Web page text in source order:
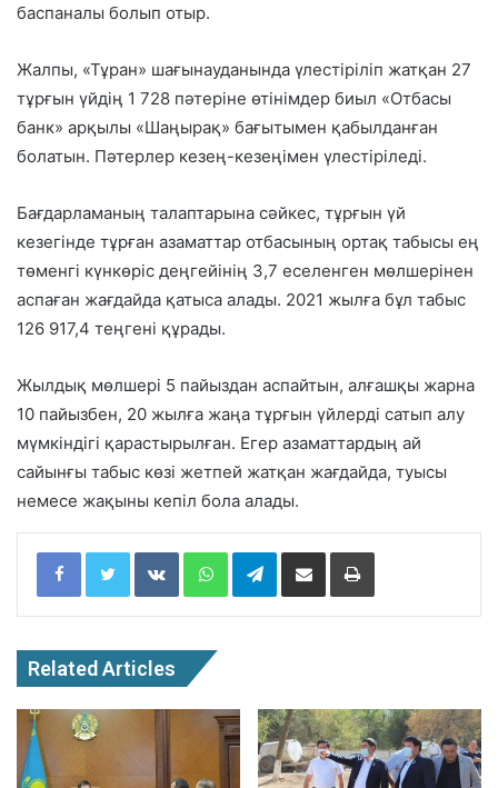
баспаналы болып отыр.
Жалпы, «Тұран» шағынауданында үлестіріліп жатқан 27
тұрғын үйдің 1 728 пәтеріне өтінімдер биыл «Отбасы
банк» арқылы «Шаңырақ» бағытымен қабылданған
болатын. Пәтерлер кезең-кезеңімен үлестіріледі.
Бағдарламаның талаптарына сәйкес, тұрғын үй
кезегінде тұрған азаматтар отбасының ортақ табысы ең
төменгі күнкөріс деңгейінің 3,7 еселенген мөлшерінен
аспаған жағдайда қатыса алады. 2021 жылға бұл табыс
126 917,4 теңгені құрады.
Жылдық мөлшері 5 пайыздан аспайтын, алғашқы жарна
10 пайызбен, 20 жылға жаңа тұрғын үйлерді сатып алу
мүмкіндігі қарастырылған. Егер азаматтардың ай
сайынғы табыс көзі жетпей жатқан жағдайда, туысы
немесе жақыны кепіл бола алады.
Facebook Twitter VKontakte WhatsApp Telegram
Related Articles